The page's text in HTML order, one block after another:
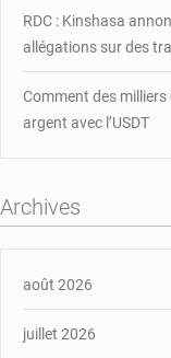
RDC : Kinshasa
allégations sur des
Comment des
argent avec l’USDT
Archives
août 2026
juillet 2026